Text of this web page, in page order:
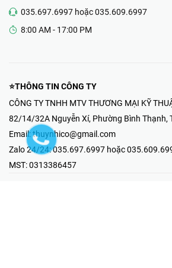
035.697.6997 hoặc 035.609.6997
8:00 AM - 17:00 PM
⭐THÔNG TIN CÔNG TY
CÔNG TY TNHH MTV THƯƠNG MẠI KỸ
82/14/32A Nguyễn Xí, Phường Bình Thạnh,
Email: thuynhico@gmail.com
Zalo 24/24:035.697.6997 hoặc
MST:0313386457